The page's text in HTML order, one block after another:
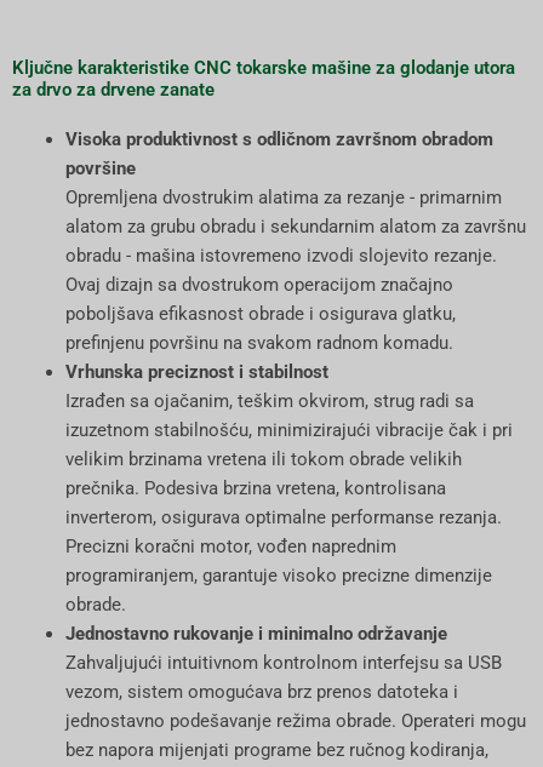
Ključne karakteristike CNC tokarske mašine za glodanje utora
za drvo za drvene zanate
Visoka produktivnost s odličnom završnom obradom
površine
Opremljena dvostrukim alatima za rezanje - primarnim
alatom za grubu obradu i sekundarnim alatom za završnu
obradu - mašina istovremeno izvodi slojevito rezanje.
Ovaj dizajn sa dvostrukom operacijom značajno
poboljšava efikasnost obrade i osigurava glatku,
prefinjenu površinu na svakom radnom komadu.
Vrhunska preciznost i stabilnost
Izrađen sa ojačanim, teškim okvirom, strug radi sa
izuzetnom stabilnošću, minimizirajući vibracije čak i pri
velikim brzinama vretena ili tokom obrade velikih
prečnika. Podesiva brzina vretena, kontrolisana
inverterom, osigurava optimalne performanse rezanja.
Precizni koračni motor, vođen naprednim
programiranjem, garantuje visoko precizne dimenzije
obrade.
Jednostavno rukovanje i minimalno održavanje
Zahvaljujući intuitivnom kontrolnom interfejsu sa USB
vezom, sistem omogućava brz prenos datoteka i
jednostavno podešavanje režima obrade. Operateri mogu
bez napora mijenjati programe bez ručnog kodiranja,